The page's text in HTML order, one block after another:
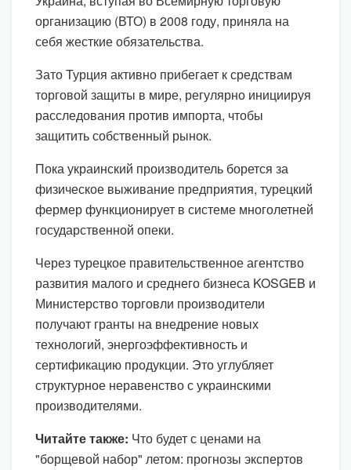
организацию (ВТО) в 2008 году, приняла на
себя жесткие обязательства.
Зато Турция активно прибегает к средствам
торговой защиты в мире, регулярно инициируя
расследования против импорта, чтобы
защитить собственный рынок.
Пока украинский производитель борется за
физическое выживание предприятия, турецкий
фермер функционирует в системе многолетней
государственной опеки.
Через турецкое правительственное агентство
развития малого и среднего бизнеса KOSGEB и
Министерство торговли производители
получают гранты на внедрение новых
технологий, энергоэффективность и
сертификацию продукции. Это углубляет
структурное неравенство с украинскими
производителями.
Читайте также: Что будет с ценами на
"борщевой набор" летом: прогнозы экспертов